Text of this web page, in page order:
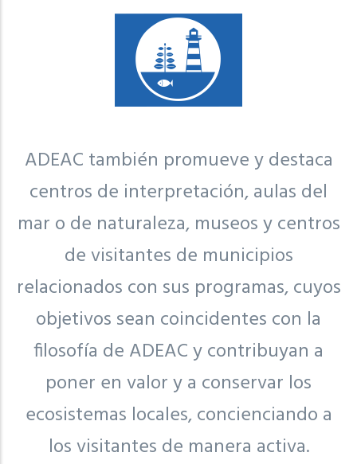
ADEAC también promueve y destaca
centros de interpretación, aulas del
mar o de naturaleza, museos y centros
de visitantes de municipios
relacionados con sus programas, cuyos
objetivos sean coincidentes con la
filosofía de ADEAC y contribuyan a
poner en valor y a conservar los
ecosistemas locales, concienciando a
los visitantes de manera activa.